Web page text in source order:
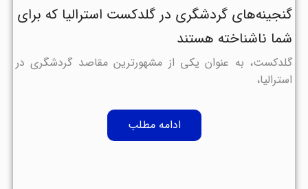
گنجینه‌های گردشگری در گلدکست استرالیا که برای
شما ناشناخته هستند
گلدکست، به عنوان یکی از مشهورترین مقاصد گردشگری در
استرالیا،
ادامه مطلب